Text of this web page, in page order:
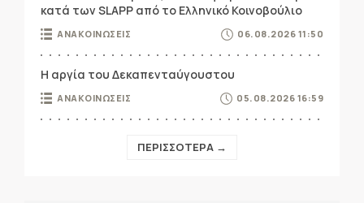
κατά των SLAPP από το Ελληνικό Κοινοβούλιο
ΑΝΑΚΟΙΝΩΣΕΙΣ 06.08.2026 11:50
Η αργία του Δεκαπενταύγουστου
ΑΝΑΚΟΙΝΩΣΕΙΣ 05.08.2026 16:59
ΠΕΡΙΣΣΟΤΕΡΑ →